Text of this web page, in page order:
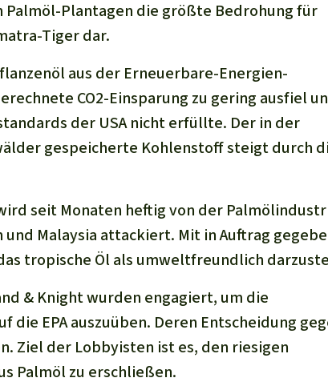
Plantagen die größte Bedrohung für
Tiger dar.
aus der Erneuerbare-Energien-
CO2-Einsparung zu gering ausfiel
der USA nicht erfüllte. Der in der
gespeicherte Kohlenstoff steigt durch
seit Monaten heftig von der
Malaysia attackiert. Mit in Auftrag
tropische Öl als umweltfreundlich
& Knight wurden engagiert, um die
die EPA auszuüben. Deren Entscheidung
Ziel der Lobbyisten ist es, den riesigen
Palmöl zu erschließen.